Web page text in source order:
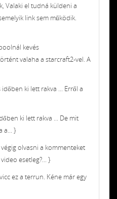
Valaki el tudná küldeni a
link sem működik.
kevés
valaha a starcraft2-vel. A
ki lett rakva ... Erről a
ki lett rakva ... De mit
a... }
olvasni a kommenteket
esetleg?... }
ez a terrun. Kéne már egy